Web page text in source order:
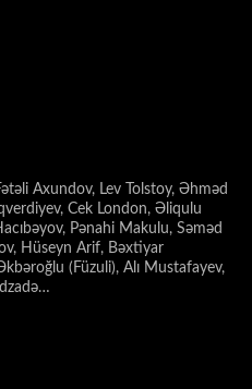
Axundov, Lev Tolstoy, Əhməd
Cek London, Əliqulu
Pənahi Makulu, Səməd
Hüseyn Arif, Bəxtiyar
(Füzuli), Alı Mustafayev,